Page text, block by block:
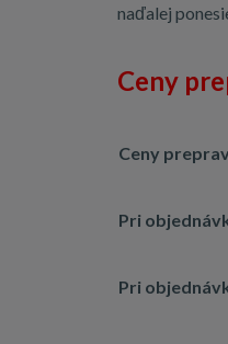
naďalej
Ceny
Ceny
Pri
Pri